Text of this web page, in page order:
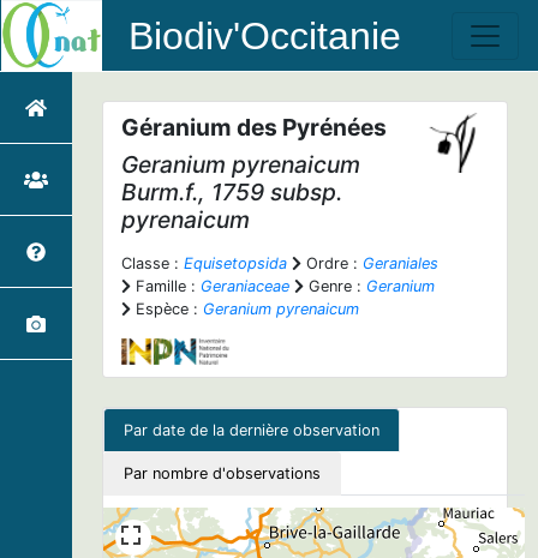
Biodiv'Occitanie
Géranium des Pyrénées
Geranium pyrenaicum
Burm.f., 1759 subsp.
pyrenaicum
Classe : Equisetopsida Ordre : Geraniales
Famille : Geraniaceae Genre : Geranium
Espèce : Geranium pyrenaicum
Par date de la dernière observation
Par nombre d'observations